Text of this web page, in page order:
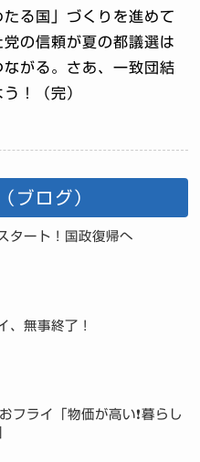
る国」づくりを進めて
の信頼が夏の都議選は
がる。さあ、一致団結
！（完）
ブログ）
タート！国政復帰へ
、無事終了！
フライ「物価が高い❗暮らし